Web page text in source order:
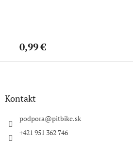
0,99 €
Z
Kontakt
podpora@pitbike.sk
+421 951 362 746